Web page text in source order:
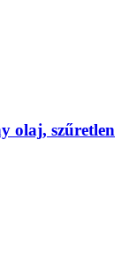
olaj, szűretlen